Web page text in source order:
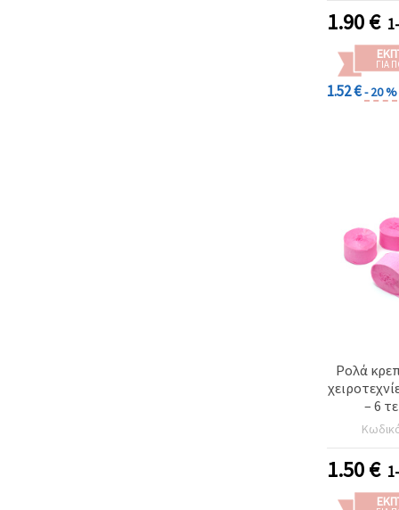
1.90€
ΓΙΑ
1.52 €- 20 %
Ρολά
– 6
1.50€